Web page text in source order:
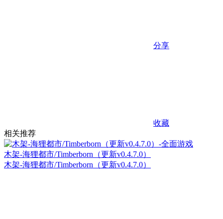
分享
收藏
相关推荐
木架-海狸都市/Timberborn（更新v0.4.7.0）
木架-海狸都市/Timberborn（更新v0.4.7.0）